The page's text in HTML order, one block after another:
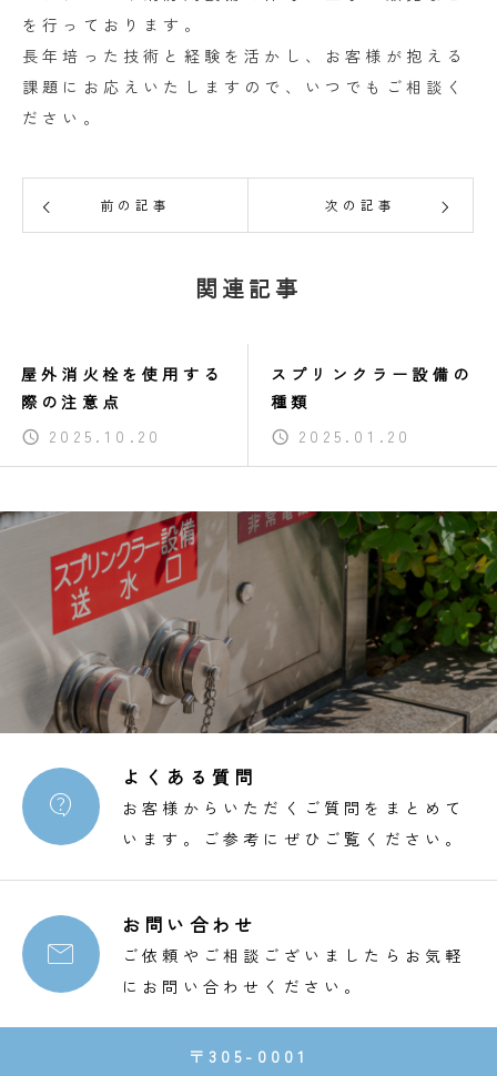
を行っております。
長年培った技術と経験を活かし、お客様が抱える
課題にお応えいたしますので、いつでもご相談く
ださい。
前の記事 次の記事
関連記事
屋外消火栓を使用する
際の注意点
2025.10.20
スプリンクラー設備の
種類
2025.01.20

よくある質問
お客様からいただくご質問をまとめて
います。ご参考にぜひご覧ください。

お問い合わせ
ご依頼やご相談ございましたらお気軽
にお問い合わせください。
〒305-0001